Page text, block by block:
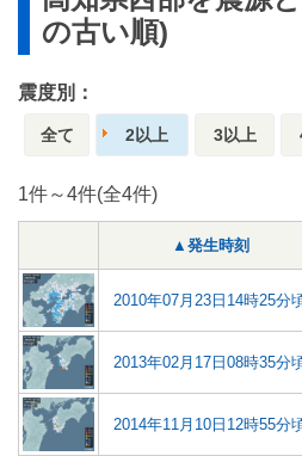
の古い順)
震度別：
全て 2以上 3以上
1件～4件(全4件)
▲発生時刻
2010年07月23日14時25分
2013年02月17日08時35分
2014年11月10日12時55分